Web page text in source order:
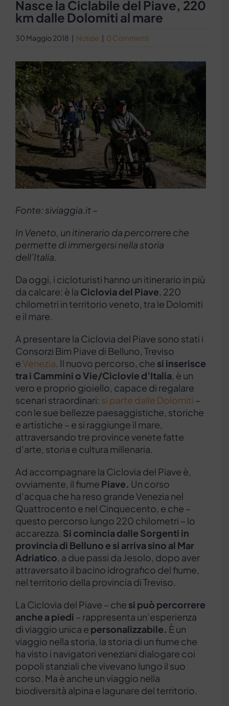
Nasce la Ciclabile del Piave, 220
km dalle Dolomiti al mare
30 Maggio 2018 | Notizie | 0 Commenti
Ingrandisci
immagine
Fonte: siviaggia.it –
In Veneto, un itinerario da percorrere che
permette di immergersi nella storia
dell’Italia.
Da oggi, i cicloturisti hanno un itinerario in più
da calcare: è la Ciclovia del Piave, 220
chilometri in territorio veneto, tra le Dolomiti
e il mare.
A presentare la Ciclovia del Piave sono stati i
Consorzi Bim Piave di Belluno, Treviso
eVenezia. Il nuovo percorso, che si inserisce
tra i Cammini o Vie/Ciclovie d’Italia, è un
vero e proprio gioiello, capace di regalare
scenari straordinari: si parte dalle Dolomiti –
con le sue bellezze paesaggistiche, storiche
e artistiche – e si raggiunge il mare,
attraversando tre province venete fatte
d’arte, storia e cultura millenaria.
Ad accompagnare la Ciclovia del Piave è,
ovviamente, il fiume Piave. Un corso
d’acqua che ha reso grande Venezia nel
Quattrocento e nel Cinquecento, e che –
questo percorso lungo 220 chilometri – lo
accarezza. Si comincia dalle Sorgenti in
provincia di Belluno e si arriva sino al Mar
Adriatico, a due passi da Jesolo, dopo aver
attraversato il bacino idrografico del fiume,
nel territorio della provincia di Treviso.
La Ciclovia del Piave – che si può percorrere
anche a piedi – rappresenta un’esperienza
di viaggio unica e personalizzabile. È un
viaggio nella storia, la storia di un fiume che
ha visto i navigatori veneziani dialogare coi
popoli stanziali che vivevano lungo il suo
corso. Ma è anche un viaggio nella
biodiversità alpina e lagunare del territorio.